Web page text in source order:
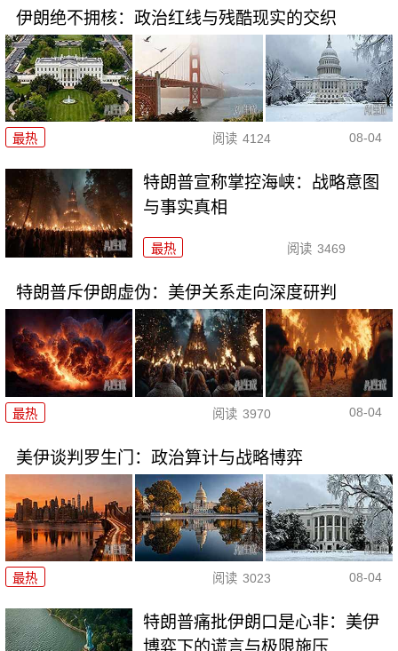
伊朗绝不拥核：政治红线与残酷现实的交织
最热 阅读 4124 08-04
特朗普宣称掌控海峡：战略意图
与事实真相
最热 阅读 3469
特朗普斥伊朗虚伪：美伊关系走向深度研判
最热 阅读 3970 08-04
美伊谈判罗生门：政治算计与战略博弈
最热 阅读 3023 08-04
特朗普痛批伊朗口是心非：美伊
博弈下的谎言与极限施压